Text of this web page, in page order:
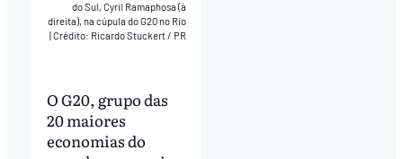
do Sul, Cyril Ramaphosa (à
direita), na cúpula do G20 no Rio
Crédito: Ricardo Stuckert / PR
O G20, grupo das
20 maiores
economias do